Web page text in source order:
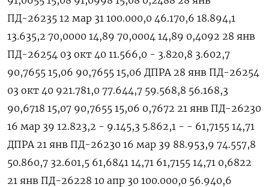
ПД-26235 12 мар 31 100.000,0 46.170,6 18.894,1
13.635,2 70,0000 14,89 70,0004 14,89 0,4092 28 янв
ПД-26254 03 окт 40 11.566,0 - 3.820,8 3.602,7
90,7655 15,06 90,7655 15,06 ДПРА 28 янв ПД-26254
03 ​окт 40 921.781,0 77.644,7 59.568,8 56.168,3
90,6718 15,07 90,7655 15,06 0,7672 21 янв ПД-26230
16 мар 39 12.823,2 - 9.145,3 5.862,1 - - 61,7155 14,71
ДПРА 21 янв ПД-26230 16 мар 39 88.953,9 74.557,8
50.860,7 32.601,5 61,6841 14,71 61,7155 14,71 0,6822
21 янв ПД-26228 10 апр ‌30 100.000,0 56.940,6